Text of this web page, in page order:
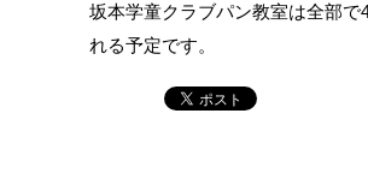
坂本学童クラブパン教室は全部で
れる予定です。